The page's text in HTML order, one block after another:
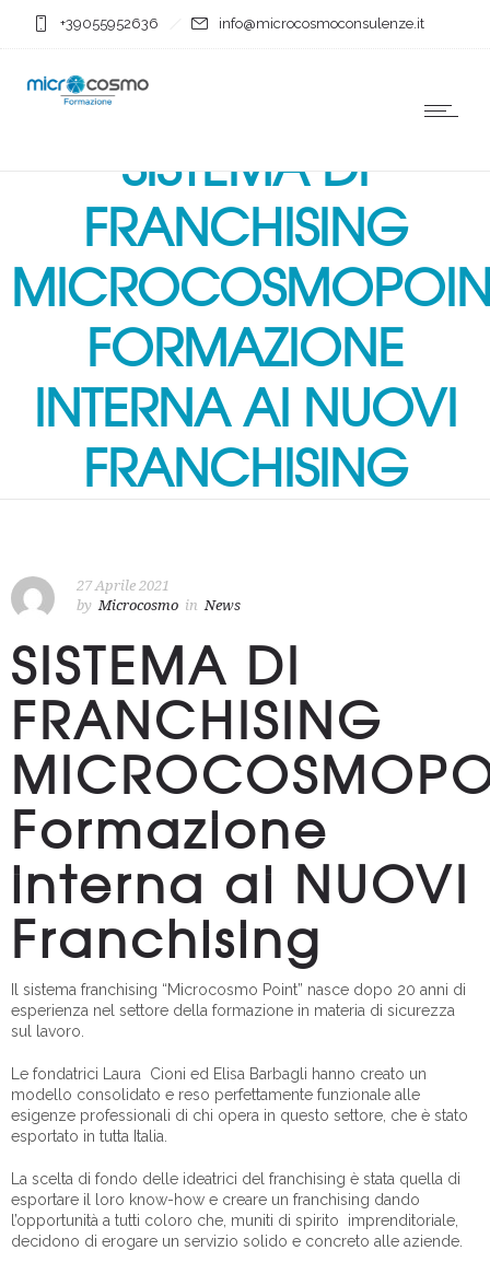
+39055952636 info@microcosmoconsulenze.it
SISTEMA DI
FRANCHISING
FORMAZIONE
INTERNA AI NUOVI
FRANCHISING
27 Aprile 2021
by Microcosmo in News
SISTEMA DI
FRANCHISING
Formazione
interna ai NUOVI
Franchising
Il sistema franchising “Microcosmo Point” nasce dopo 20 anni di
esperienza nel settore della formazione in materia di sicurezza
sul lavoro.
Le fondatrici Laura Cioni ed Elisa Barbagli hanno creato un
modello consolidato e reso perfettamente funzionale alle
esigenze professionali di chi opera in questo settore, che è stato
esportato in tutta Italia.
La scelta di fondo delle ideatrici del franchising è stata quella di
esportare il loro know-how e creare un franchising dando
l’opportunità a tutti coloro che, muniti di spirito imprenditoriale,
decidono di erogare un servizio solido e concreto alle aziende.